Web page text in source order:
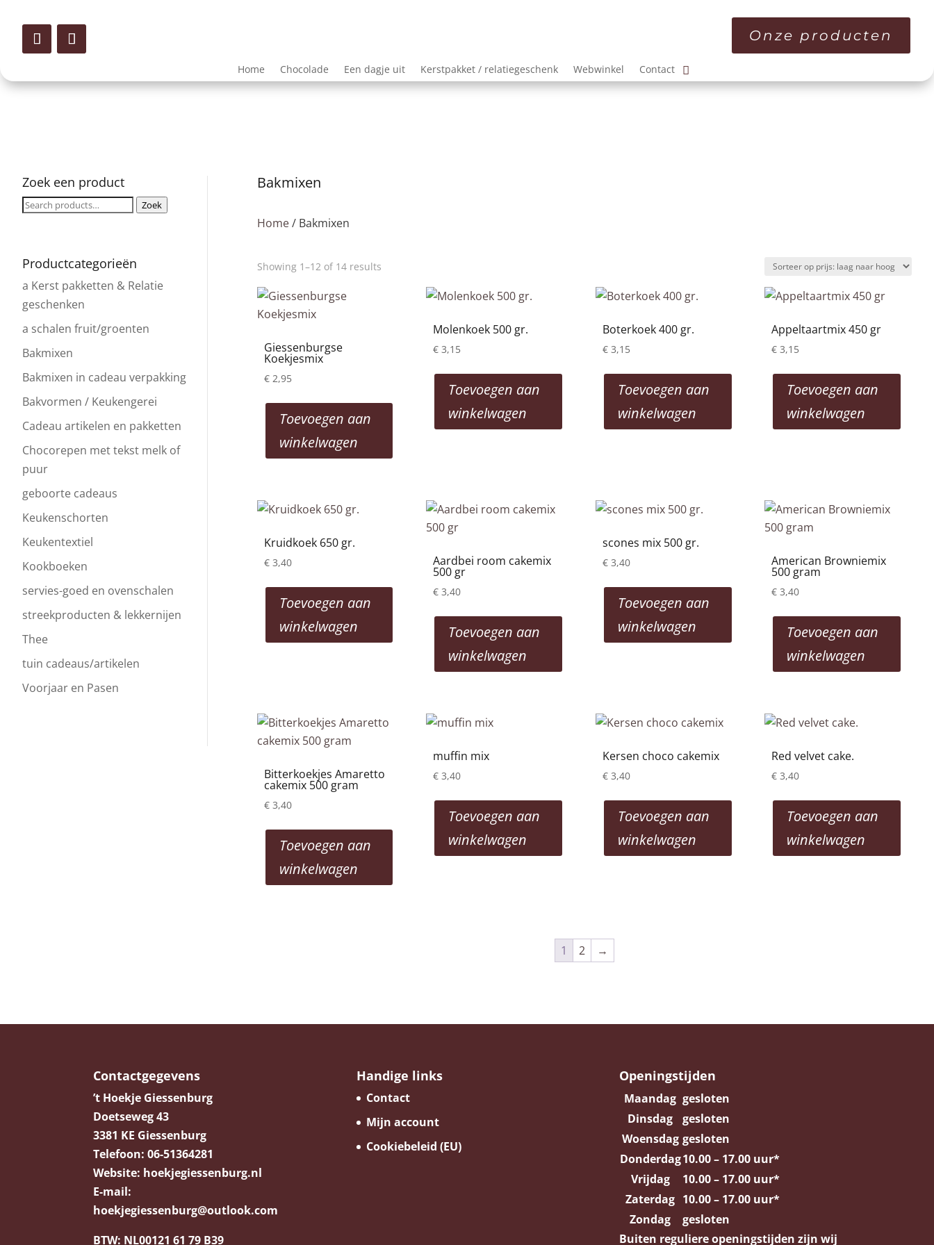
Onze producten
Home Chocolade Een dagje uit Kerstpakket / relatiegeschenk Webwinkel Contact
Zoek een product
Zoeken
Zoek
Productcategorieën
a Kerst pakketten & Relatie
geschenken
a schalen fruit/groenten
Bakmixen
Bakmixen in cadeau verpakking
Bakvormen / Keukengerei
Cadeau artikelen en pakketten
Chocorepen met tekst melk of
puur
geboorte cadeaus
Keukenschorten
Keukentextiel
Kookboeken
servies-goed en ovenschalen
streekproducten & lekkernijen
Thee
tuin cadeaus/artikelen
Voorjaar en Pasen
Bakmixen
Home/ Bakmixen
Showing 1–12 of 14 resultsSorted
Giessenburgse
Koekjesmix
€2,95
Toevoegen aan
winkelwagen
Molenkoek 500 gr.
€ 3,15
Toevoegen aan
winkelwagen
Boterkoek 400 gr.
€3,15
Toevoegen aan
winkelwagen
Appeltaartmix 450 gr
€ 3,15
Toevoegen aan
winkelwagen
Kruidkoek 650 gr.
€3,40
Toevoegen aan
winkelwagen
Aardbei room cakemix
500 gr
€ 3,40
Toevoegen aan
winkelwagen
scones mix 500 gr.
€3,40
Toevoegen aan
winkelwagen
American Browniemix
500 gram
€ 3,40
Toevoegen aan
winkelwagen
Bitterkoekjes Amaretto
cakemix 500 gram
€3,40
Toevoegen aan
winkelwagen
muffin mix
€ 3,40
Toevoegen aan
winkelwagen
Kersen choco cakemix
€3,40
Toevoegen aan
winkelwagen
Red velvet cake.
€ 3,40
Toevoegen aan
winkelwagen
1 2 →
Contactgegevens
’t Hoekje Giessenburg
Doetseweg 43
3381 KE Giessenburg
Telefoon: 06-51364281
Website: hoekjegiessenburg.nl
E-mail:
hoekjegiessenburg@outlook.com
BTW: NL00121 61 79 B39
Handige links
Contact
Mijn account
Cookiebeleid (EU)
Openingstijden
Maandag gesloten
Dinsdag
gesloten
Woensdag gesloten
Donderdag10.00 – 17.00 uur*
Vrijdag
10.00 – 17.00 uur*
Zaterdag 10.00 – 17.00 uur*
Zondag
gesloten
Buiten reguliere openingstijden zijn wij